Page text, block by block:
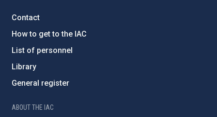
Contact
How to get to the IAC
List of personnel
Library
General register
ABOUT THE IAC